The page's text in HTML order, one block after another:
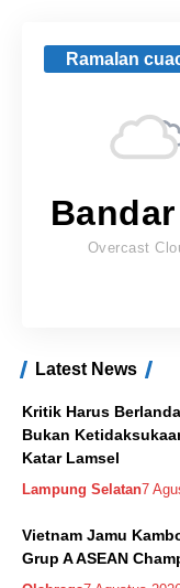
Ramalan
Overcast
Latest News
Kritik Harus
Bukan
Katar Lamsel
Lampung Selatan7
Vietnam Jamu
Grup A ASEAN